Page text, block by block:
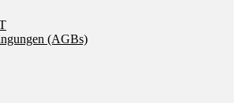
(AGBs)